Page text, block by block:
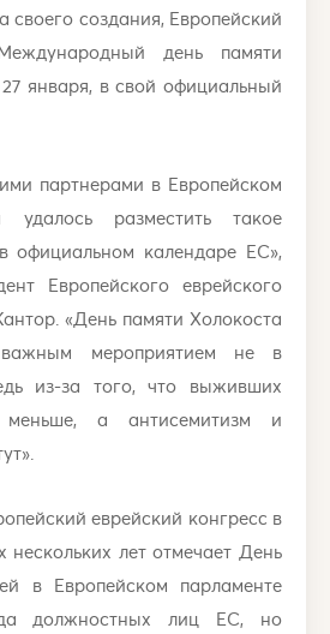
своего создания, Европейский
день памяти
января, в свой официальный
партнерами в Европейском
удалось разместить такое
официальном календаре ЕС»,
Европейского еврейского
«День памяти Холокоста
важным мероприятием не в
из-за того, что выживших
меньше, а антисемитизм и
еврейский конгресс в
нескольких лет отмечает День
в Европейском парламенте
должностных лиц ЕС, но